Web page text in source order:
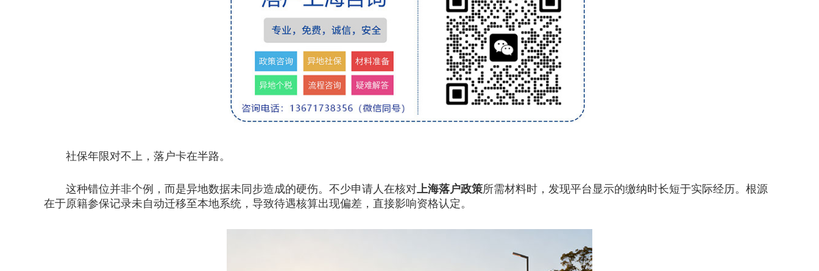
社保年限对不上，落户卡在半路。
这种错位并非个例，而是异地数据未同步造成的硬伤。不少申请人在核对上海落户政策所需材料时，发现平台显示的缴纳时长短于实际经历。根源
在于原籍参保记录未自动迁移至本地系统，导致待遇核算出现偏差，直接影响资格认定。